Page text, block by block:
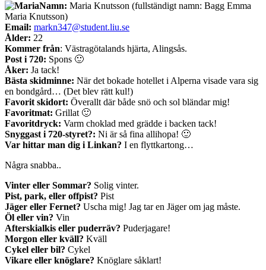
Namn: Maria Knutsson (fullständigt namn: Bagg Emma
Maria Knutsson)
Email: markn347@student.liu.se
Ålder: 22
Kommer från: Västragötalands hjärta, Alingsås.
Post i 720: Spons 🙂
Åker: Ja tack!
Bästa skidminne: När det bokade hotellet i Alperna visade vara sig
en bondgård… (Det blev rätt kul!)
Favorit skidort: Överallt där både snö och sol bländar mig!
Favoritmat: Grillat 🙂
Favoritdryck: Varm choklad med grädde i backen tack!
Snyggast i 720-styret?: Ni är så fina allihopa! 🙂
Var hittar man dig i Linkan? I en flyttkartong…
Några snabba..
Vinter eller Sommar? Solig vinter.
Pist, park, eller offpist? Pist
Jäger eller Fernet? Uscha mig! Jag tar en Jäger om jag måste.
Öl eller vin? Vin
Afterskialkis eller puderräv? Puderjagare!
Morgon eller kväll? Kväll
Cykel eller bil? Cykel
Vikare eller knöglare? Knöglare såklart!